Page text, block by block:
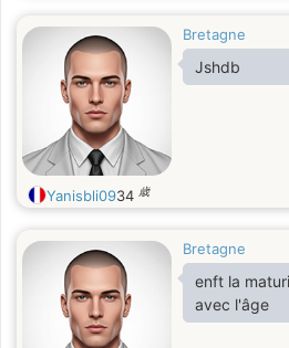
Bretagne
Jshdb
Yanisbli0934 歳
Bretagne
enft la
avec l'âge